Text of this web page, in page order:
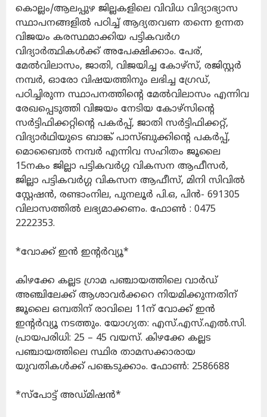
കൊല്ലം/ആലപ്പുഴ ജില്ലകളിലെ വിവിധ വിദ്യാഭ്യാസ
സ്ഥാപനങ്ങളില്‍ പഠിച്ച് ആദ്യതവണ തന്നെ ഉന്നത
വിജയം കരസ്ഥമാക്കിയ പട്ടികവര്‍ഗ
വിദ്യാര്‍ത്ഥികള്‍ക്ക് അപേക്ഷിക്കാം. പേര്,
മേല്‍വിലാസം, ജാതി, വിജയിച്ച കോഴ്സ്, രജിസ്റ്റര്‍
നമ്പര്‍, ഓരോ വിഷയത്തിനും ലഭിച്ച ഗ്രേഡ്,
പഠിച്ചിരുന്ന സ്ഥാപനത്തിന്റെ മേല്‍വിലാസം എന്നിവ
രേഖപ്പെടുത്തി വിജയം നേടിയ കോഴ്‌സിന്റെ
സര്‍ട്ടിഫിക്കറ്റിന്റെ പകര്‍പ്പ്, ജാതി സര്‍ട്ടിഫിക്കറ്റ്,
വിദ്യാര്‍ഥിയുടെ ബാങ്ക് പാസ്ബുക്കിന്റെ പകര്‍പ്പ്,
മൊബൈല്‍ നമ്പര്‍ എന്നിവ സഹിതം ജൂലൈ
15നകം ജില്ലാ പട്ടികവര്‍ഗ്ഗ വികസന ആഫീസര്‍,
ജില്ലാ പട്ടികവര്‍ഗ്ഗ വികസന ആഫീസ്, മിനി സിവില്‍
സ്റ്റേഷന്‍, രണ്ടാംനില, പുനലൂര്‍ പി.ഒ, പിന്‍- 691305
വിലാസത്തില്‍ ലഭ്യമാക്കണം. ഫോണ്‍ : 0475
2222353.
*വോക്ക് ഇന്‍ ഇന്റര്‍വ്യൂ*
കിഴക്കേ കല്ലട ഗ്രാമ പഞ്ചായത്തിലെ വാര്‍ഡ്
അഞ്ചിലേക്ക് ആശാവര്‍ക്കറെ നിയമിക്കുന്നതിന്
ജൂലൈ ഒമ്പതിന് രാവിലെ 11ന് വോക്ക് ഇന്‍
ഇന്റര്‍വ്യൂ നടത്തും. യോഗ്യത: എസ്.എസ്.എല്‍.സി.
പ്രായപരിധി: 25 – 45 വയസ്. കിഴക്കേ കല്ലട
പഞ്ചായത്തിലെ സ്ഥിര താമസക്കാരായ
യുവതികള്‍ക്ക് പങ്കെടുക്കാം. ഫോണ്‍: 2586688
*സ്പോട്ട് അഡ്മിഷന്‍*